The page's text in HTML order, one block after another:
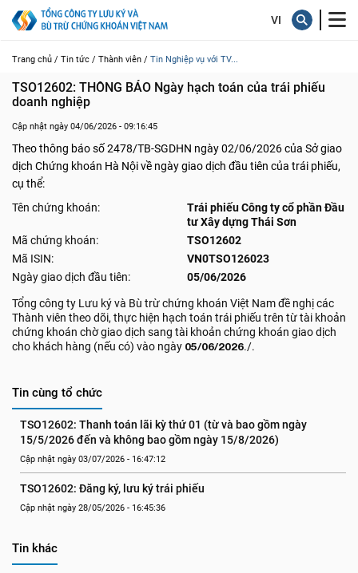
Trang chủ / Tin tức / Thành viên / Tin Nghiệp vụ với TV...
TSO12602: THÔNG BÁO Ngày hạch toán của trái phiếu
doanh nghiệp
Cập nhật ngày 04/06/2026 - 09:16:45
Theo thông báo số 2478/TB-SGDHN ngày 02/06/2026 của Sở giao
dịch Chứng khoán Hà Nội về ngày giao dịch đầu tiên của trái phiếu,
cụ thể:
Tên chứng khoán:
Trái phiếu Công ty cổ phần Đầu
tư Xây dựng Thái Sơn
Mã chứng khoán:
TSO12602
Mã ISIN:
VN0TSO126023
Ngày giao dịch đầu tiên:
05/06/2026
Tổng công ty Lưu ký và Bù trừ chứng khoán Việt Nam đề nghị các
Thành viên theo dõi, thực hiện hạch toán trái phiếu trên từ tài khoản
chứng khoán chờ giao dịch sang tài khoản chứng khoán giao dịch
cho khách hàng (nếu có) vào ngày 05/06/2026./.
Tin cùng tổ chức
TSO12602: Thanh toán lãi kỳ thứ 01 (từ và bao gồm ngày
15/5/2026 đến và không bao gồm ngày 15/8/2026)
Cập nhật ngày 03/07/2026 - 16:47:12
TSO12602: Đăng ký, lưu ký trái phiếu
Cập nhật ngày 28/05/2026 - 16:45:36
Tin khác